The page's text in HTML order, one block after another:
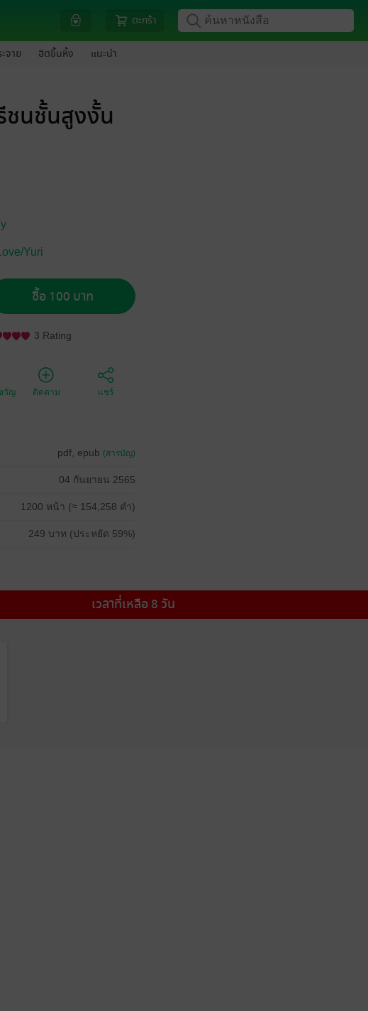
ตะกร้า
จาย ฮิตขึ้นหิ้ง แนะนำ
ชนชั้นสูงงั้น
Yuri
ซื้อ 100 บาท
3 Rating
วัญ ติดตาม แชร์
pdf, epub (สารบัญ)
04 กันยายน 2565
1200 หน้า (≈ 154,258 คำ)
249 บาท (ประหยัด 59%)
เวลาที่เหลือ 8 วัน